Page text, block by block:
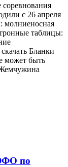
соревнования
с 26 апреля
молниеносная
таблицы:
Бланки
может быть
по